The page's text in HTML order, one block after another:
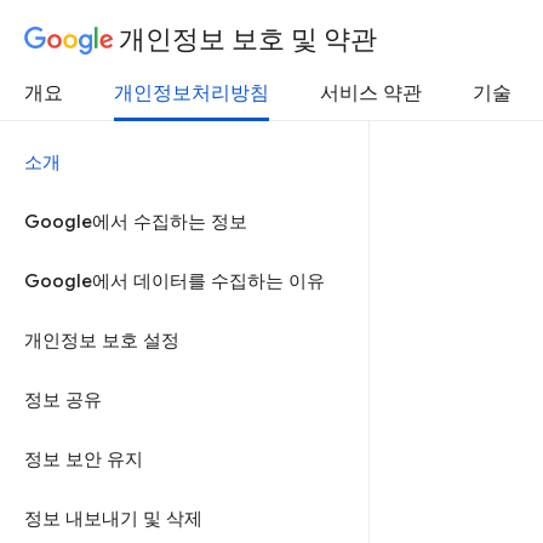
개인정보 보호 및 약관
개요 개인정보처리방침 서비스 약관 기술
소개
Google에서 수집하는 정보
Google에서 데이터를 수집하는 이유
개인정보 보호 설정
정보 공유
정보 보안 유지
정보 내보내기 및 삭제